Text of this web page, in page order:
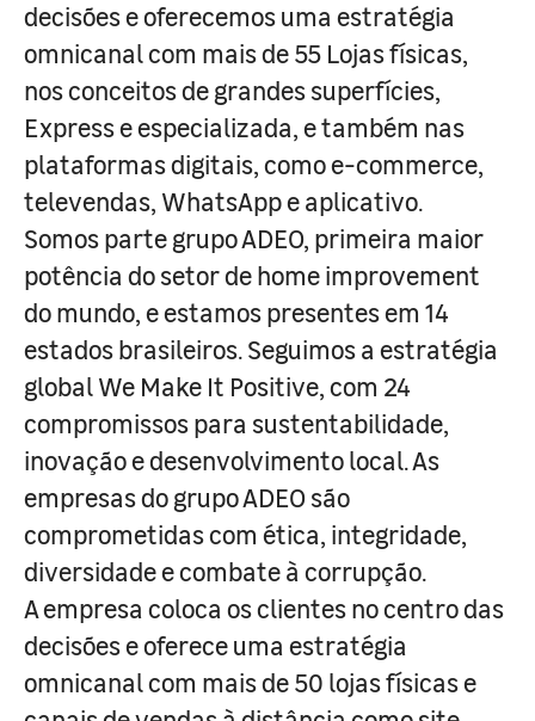
decisões e oferecemos uma estratégia
omnicanal com mais de 55 Lojas físicas,
nos conceitos de grandes superfícies,
Express e especializada, e também nas
plataformas digitais, como e-commerce,
televendas, WhatsApp e aplicativo.
Somos parte grupo ADEO, primeira maior
potência do setor de home improvement
do mundo, e estamos presentes em 14
estados brasileiros. Seguimos a estratégia
global We Make It Positive, com 24
compromissos para sustentabilidade,
inovação e desenvolvimento local. As
empresas do grupo ADEO são
comprometidas com ética, integridade,
diversidade e combate à corrupção.
A empresa coloca os clientes no centro das
decisões e oferece uma estratégia
omnicanal com mais de 50 lojas físicas e